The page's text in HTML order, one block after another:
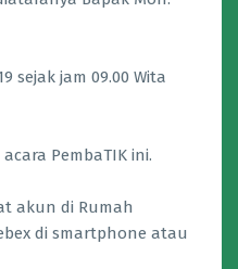
sejak jam 09.00 Wita
PembaTIK ini.
akun di Rumah
di smartphone atau